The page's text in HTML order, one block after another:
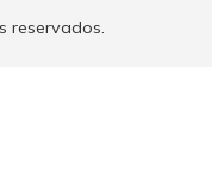
reservados.